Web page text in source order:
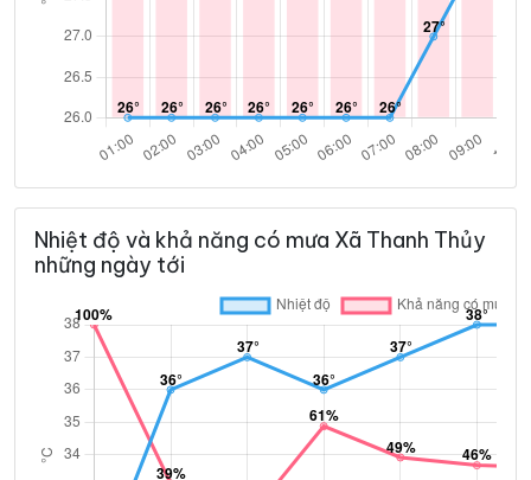
Nhiệt độ và khả năng có mưa Xã Thanh Thủy
những ngày tới